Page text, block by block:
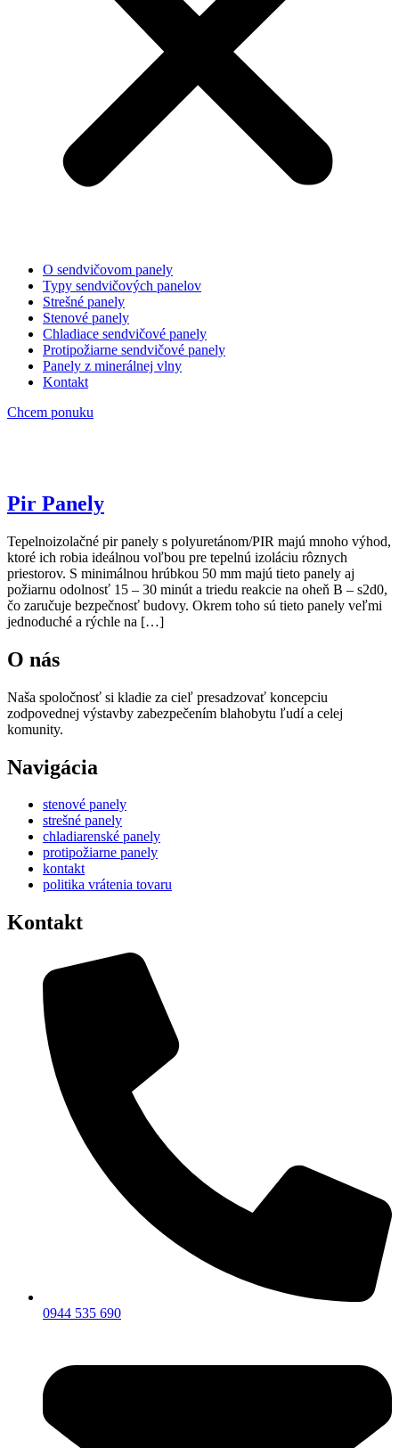
O sendvičovom panely
Typy sendvičových panelov
Strešné panely
Stenové panely
Chladiace sendvičové panely
Protipožiarne sendvičové panely
Panely z minerálnej vlny
Kontakt
Chcem ponuku
Pir Panely
Tepelnoizolačné pir panely s polyuretánom/PIR majú mnoho výhod,
ktoré ich robia ideálnou voľbou pre tepelnú izoláciu rôznych
priestorov. S minimálnou hrúbkou 50 mm majú tieto panely aj
požiarnu odolnosť 15 – 30 minút a triedu reakcie na oheň B – s2d0,
čo zaručuje bezpečnosť budovy. Okrem toho sú tieto panely veľmi
jednoduché a rýchle na […]
O nás
Naša spoločnosť si kladie za cieľ presadzovať koncepciu
zodpovednej výstavby zabezpečením blahobytu ľudí a celej
komunity.
Navigácia
stenové panely
strešné panely
chladiarenské panely
protipožiarne panely
kontakt
politika vrátenia tovaru
Kontakt
0944 535 690